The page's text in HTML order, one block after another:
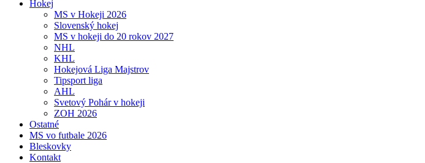
Hokej
MS v Hokeji 2026
Slovenský hokej
MS v hokeji do 20 rokov 2027
NHL
KHL
Hokejová Liga Majstrov
Tipsport liga
AHL
Svetový Pohár v hokeji
ZOH 2026
Ostatné
MS vo futbale 2026
Bleskovky
Kontakt